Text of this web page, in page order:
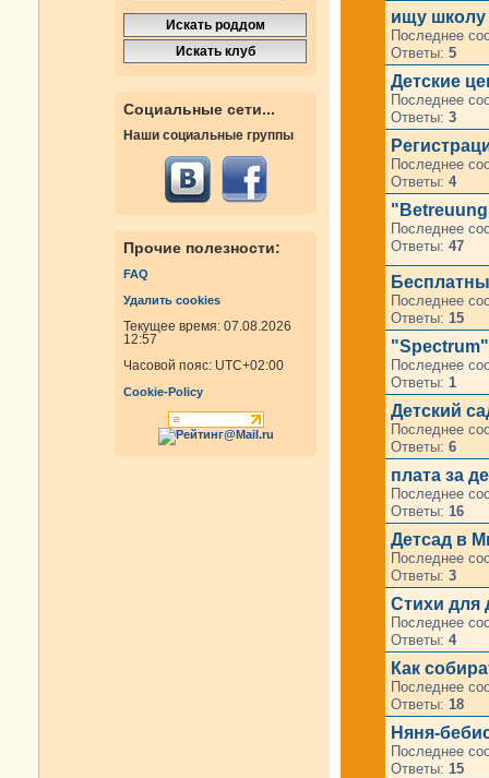
Социальные сети...
Наши социальные группы
Прочие полезности:
FAQ
Удалить cookies
Текущее время: 07.08.2026
12:57
Часовой пояс: UTC+02:00
Cookie-Policy
ищу школу
Последнее
Ответы: 5
Детские
Последнее
Ответы: 3
Последнее
Ответы: 4
Последнее
Ответы: 47
Последнее
Ответы: 15
Последнее
Ответы: 1
Детский
Последнее
Ответы: 6
плата за
Последнее
Ответы: 16
Детсад в
Последнее
Ответы: 3
Стихи для
Последнее
Ответы: 4
Как
Последнее
Ответы: 18
Няня-
Последнее
Ответы: 15